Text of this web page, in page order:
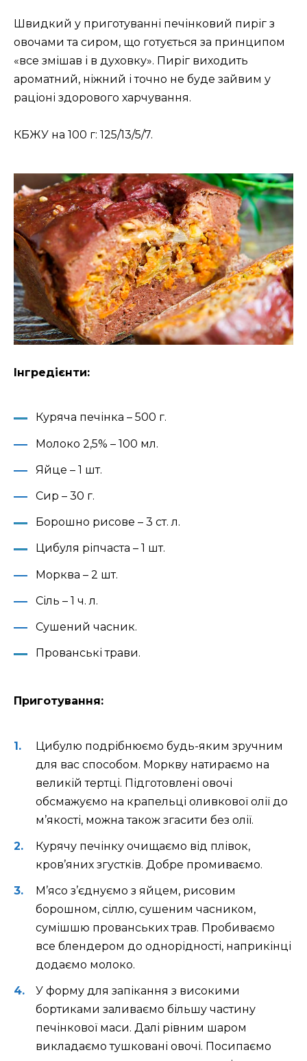
Швидкий у приготуванні печінковий пиріг з
овочами та сиром, що готується за принципом
«все змішав і в духовку». Пиріг виходить
ароматний, ніжний і точно не буде зайвим у
раціоні здорового харчування.
КБЖУ на 100 г: 125/13/5/7.
Інгредієнти:
Куряча печінка – 500 г.
Молоко 2,5% – 100 мл.
Яйце – 1 шт.
Сир – 30 г.
Борошно рисове – 3 ст. л.
Цибуля ріпчаста – 1 шт.
Морква – 2 шт.
Сіль – 1 ч. л.
Сушений часник.
Прованські трави.
Приготування:
Цибулю подрібнюємо будь-яким зручним
для вас способом. Моркву натираємо на
великій тертці. Підготовлені овочі
обсмажуємо на крапельці оливкової олії до
м’якості, можна також згасити без олії.
Курячу печінку очищаємо від плівок,
кров’яних згустків. Добре промиваємо.
М’ясо з’єднуємо з яйцем, рисовим
борошном, сіллю, сушеним часником,
сумішшю прованських трав. Пробиваємо
все блендером до однорідності, наприкінці
додаємо молоко.
У форму для запікання з високими
бортиками заливаємо більшу частину
печінкової маси. Далі рівним шаром
викладаємо тушковані овочі. Посипаємо